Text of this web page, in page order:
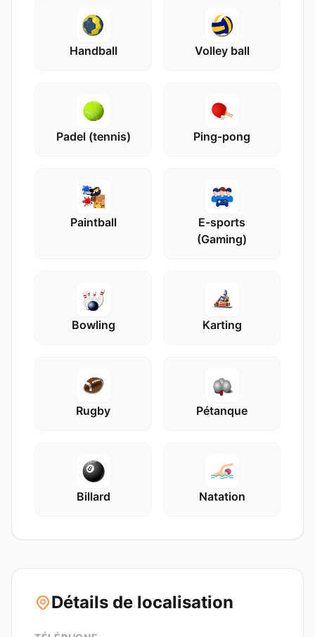
Handball Volley ball
Padel (tennis) Ping-pong
Paintball
E-sports
(Gaming)
Bowling Karting
Rugby Pétanque
Billard Natation
Détails de localisation